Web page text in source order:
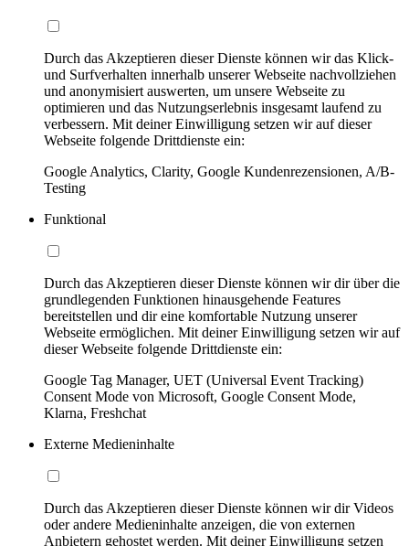
Durch das Akzeptieren dieser Dienste können wir das Klick-
und Surfverhalten innerhalb unserer Webseite nachvollziehen
und anonymisiert auswerten, um unsere Webseite zu
optimieren und das Nutzungserlebnis insgesamt laufend zu
verbessern. Mit deiner Einwilligung setzen wir auf dieser
Webseite folgende Drittdienste ein:
Google Analytics, Clarity, Google Kundenrezensionen, A/B-
Testing
Funktional
Durch das Akzeptieren dieser Dienste können wir dir über die
grundlegenden Funktionen hinausgehende Features
bereitstellen und dir eine komfortable Nutzung unserer
Webseite ermöglichen. Mit deiner Einwilligung setzen wir auf
dieser Webseite folgende Drittdienste ein:
Google Tag Manager, UET (Universal Event Tracking)
Consent Mode von Microsoft, Google Consent Mode,
Klarna, Freshchat
Externe Medieninhalte
Durch das Akzeptieren dieser Dienste können wir dir Videos
oder andere Medieninhalte anzeigen, die von externen
Anbietern gehostet werden. Mit deiner Einwilligung setzen